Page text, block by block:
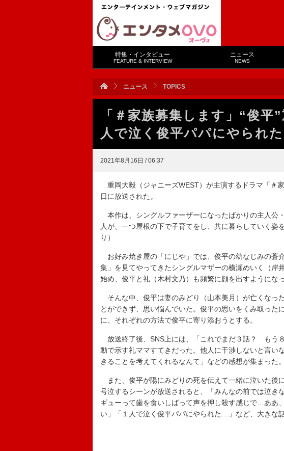
特集・インタビュー
FEATURE & INTERVIEW
ニュース
NEWS
ニュース TOPICS
「＃家族募集します」“俊
人で泣く俊平パパにやられ
2021年8月16日 / 06:37
重岡大毅（ジャニーズWEST）が主演するドラマ「＃
日に放送された。
本作は、シングルファーザーになったばかりの主人公
人が、一つ屋根の下で子育てをし、共に暮らしていく姿
り）
お好み焼き屋の「にじや」では、俊平の幼なじみの蒼
集」を見てやってきたシングルマザーの横瀬めいく（岸
始め、俊平と礼（木村文乃）も頻繁に顔を出すようになっ
そんな中、俊平は妻のみどり（山本美月）が亡くなっ
とができず、思い悩んでいた。俊平の思いをくみ取った
に、それぞれの方法で俊平に寄り添おうとする。
放送終了後、SNS上には、「これでまだ３話？ もう
動で示す礼ママすてきだった。他人に干渉しないと言い
きることを考えてくれるなんて」などの感想が集まった。
また、俊平が陽にみどりの死を伝えて一緒に泣いた後
号泣するシーンが放送されると、「みんなの前では泣き
ギューって歯を食いしばって声を押し殺す感じで…ああ
い」「１人で泣く俊平パパにやられた…」など、大きな話